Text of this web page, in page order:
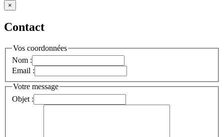
×
Contact
Vos coordonnées
Nom :
Email :
Votre message
Objet :